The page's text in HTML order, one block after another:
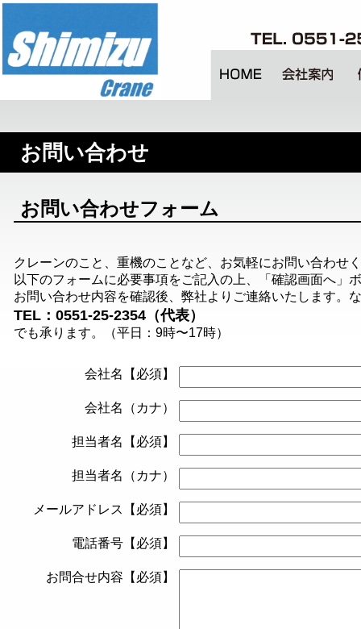
お問い合わせ
お問い合わせフォーム
クレーンのこと、重機のことなど、お気軽にお問い合わせ
以下のフォームに必要事項をご記入の上、「確認画面へ」
お問い合わせ内容を確認後、弊社よりご連絡いたします。
TEL：0551-25-2354（代表）
でも承ります。（平日：9時〜17時）
会社名【必須】
会社名（カナ）
担当者名【必須】
担当者名（カナ）
メールアドレス【必須】
電話番号【必須】
お問合せ内容【必須】